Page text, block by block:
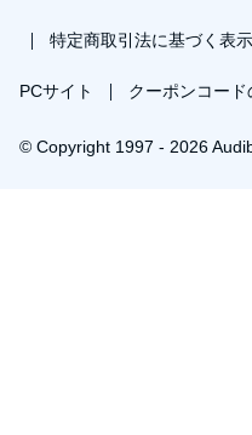
特定商取引法に基づく表示
PCサイト クーポンコード
© Copyright 1997 - 2026